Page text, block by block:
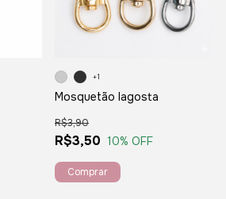
Mosquetão lagosta
R$3,50
R$3,90
10% OFF
+1
Comprar